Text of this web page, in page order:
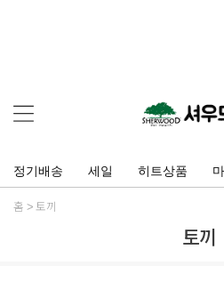
정기배송 세일 히트상품
홈 토끼
토끼